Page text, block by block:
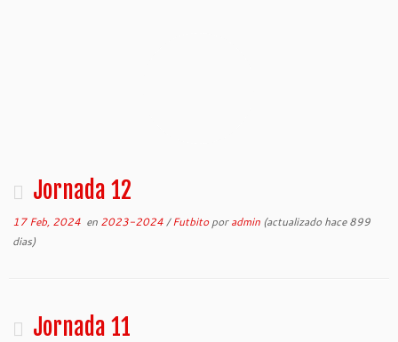
Jornada 12
17 Feb, 2024 en 2023-2024/Futbitoporadmin (actualizado hace 899
dias)
Jornada 11